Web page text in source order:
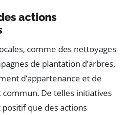
actions
comme des nettoyages
de plantation d’arbres,
d’appartenance et de
De telles initiatives
que des actions